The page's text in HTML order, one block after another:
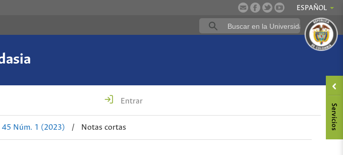
ESPAÑOL
Entrar
45 Núm. 1 (2023) / Notas cortas